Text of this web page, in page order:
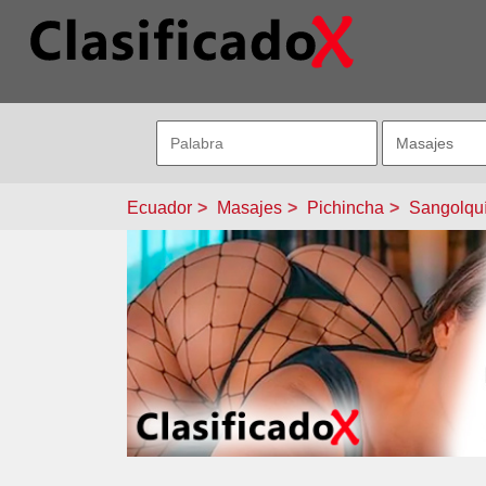
Ecuador Masajes Pichincha